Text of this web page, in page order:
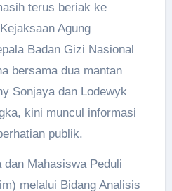
terus beriak ke
Agung
Badan Gizi Nasional
bersama dua mantan
Sonjaya dan Lodewyk
kini muncul informasi
publik.
Mahasiswa Peduli
melalui Bidang Analisis